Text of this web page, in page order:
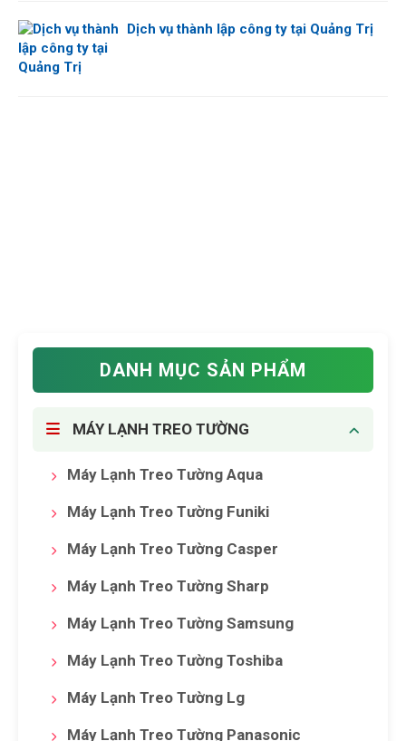
Dịch vụ thành lập công ty tại Quảng Trị
DANH MỤC SẢN PHẨM
MÁY LẠNH TREO TƯỜNG
Máy Lạnh Treo Tường Aqua
Máy Lạnh Treo Tường Funiki
Máy Lạnh Treo Tường Casper
Máy Lạnh Treo Tường Sharp
Máy Lạnh Treo Tường Samsung
Máy Lạnh Treo Tường Toshiba
Máy Lạnh Treo Tường Lg
Máy Lạnh Treo Tường Panasonic